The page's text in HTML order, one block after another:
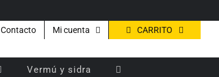
Contacto Mi cuenta CARRITO
Vermú y sidra